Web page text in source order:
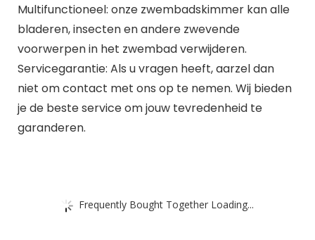
Multifunctioneel: onze zwembadskimmer kan alle
bladeren, insecten en andere zwevende
voorwerpen in het zwembad verwijderen.
Servicegarantie: Als u vragen heeft, aarzel dan
niet om contact met ons op te nemen. Wij bieden
je de beste service om jouw tevredenheid te
garanderen.
Frequently Bought Together Loading...